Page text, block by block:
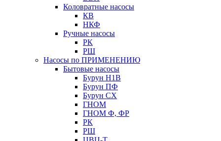
Коловратные насосы
КВ
НКФ
Ручные насосы
РК
РШ
Насосы по ПРИМЕНЕНИЮ
Бытовые насосы
Бурун Н1В
Бурун ПФ
Бурун СХ
ГНОМ
ГНОМ Ф, ФР
РК
РШ